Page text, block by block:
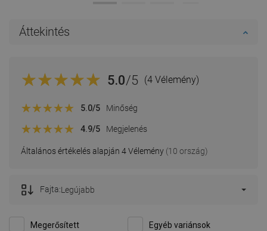
Áttekintés
5.0/5 (4 Vélemény)
Általános értékelés alapján 4 Vélemény (10 ország)
5.0/5 Minőség
4.9/5 Megjelenés
Megerősített Egyéb variánsok
Fajta:Legújabb